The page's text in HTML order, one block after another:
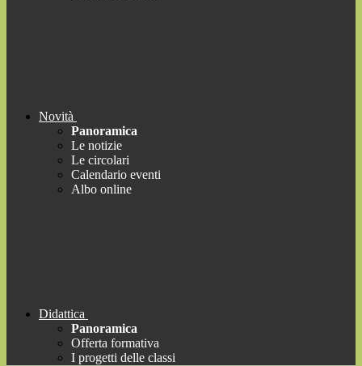
Novità
Panoramica
Le notizie
Le circolari
Calendario eventi
Albo online
Didattica
Panoramica
Offerta formativa
I progetti delle classi